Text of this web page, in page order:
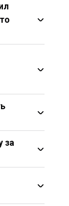
комнат
работ,
за